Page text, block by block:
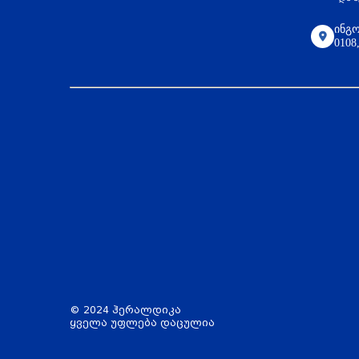
© 2024 ჰერალდიკა
ყველა უფლება დაცულია